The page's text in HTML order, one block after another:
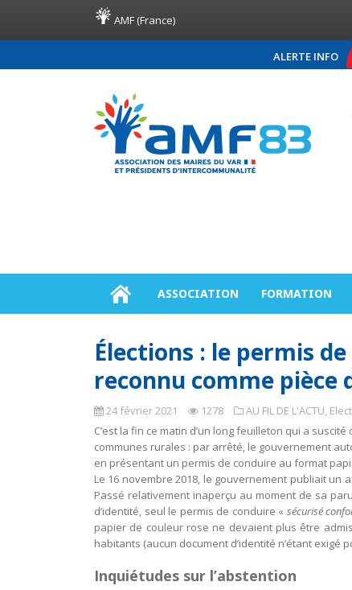
AMF (France)
ALERTE INFO
COMMUNIQUÉ DE
ASSOCIATION FORMATION
Élections : le permis
reconnu comme pièce
24 février 2021 1278 AU FIL DE L'ACTU,
C’est la fin ce matin d’un long feuilleton qui a
communes rurales : par arrêté, le gouvernement
en présentant un permis de conduire au format
Le 16 novembre 2018, le gouvernement publiait un
Passé relativement inaperçu au moment de sa
d’identité, seul le permis de conduire « sécurisé
papier de couleur rose ne devaient plus être
habitants (aucun document d’identité n’étant exigé
Inquiétudes sur l’abstention